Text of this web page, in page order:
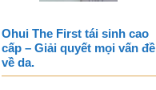
Ohui The First tái sinh cao
cấp – Giải quyết mọi vấn đề
về da.